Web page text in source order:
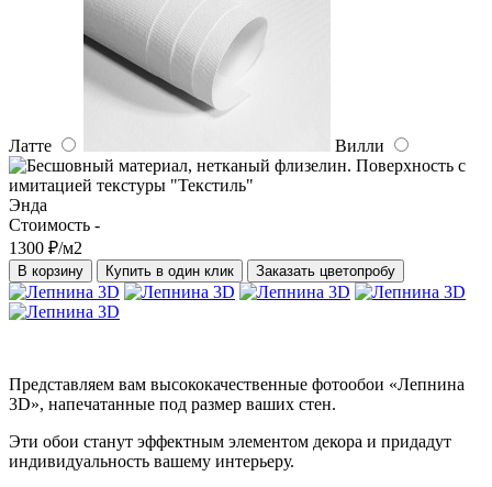
Латте Вилли
Энда
Стоимость -
1300 ₽/м2
В корзину Купить в один клик Заказать цветопробу
Представляем вам высококачественные фотообои «Лепнина
3D», напечатанные под размер ваших стен.
Эти обои станут эффектным элементом декора и придадут
индивидуальность вашему интерьеру.